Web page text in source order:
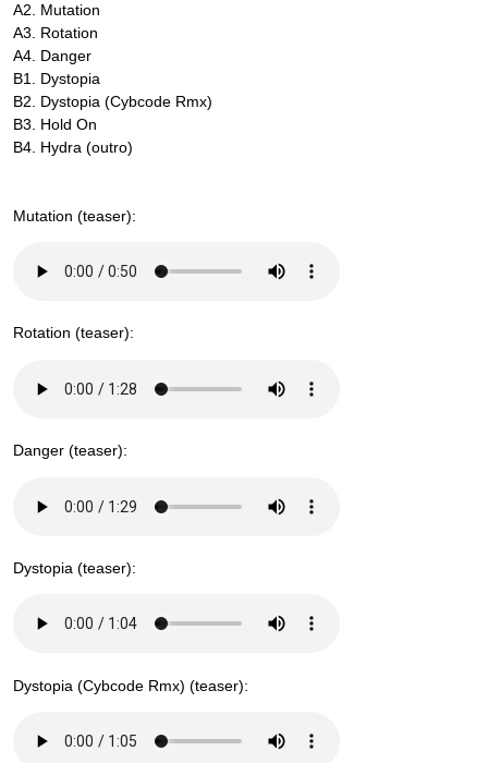
A2. Mutation
A3. Rotation
A4. Danger
B1. Dystopia
B2. Dystopia (Cybcode Rmx)
B3. Hold On
B4. Hydra (outro)
Mutation (teaser):
Rotation (teaser):
Danger (teaser):
Dystopia (teaser):
Dystopia (Cybcode Rmx) (teaser):